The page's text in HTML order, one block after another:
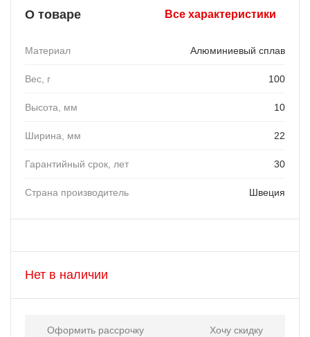
О товаре Все характеристики
Материал Алюминиевый сплав
Вес, г 100
Высота, мм 10
Ширина, мм 22
Гарантийный срок, лет 30
Страна производитель Швеция
Нет в наличии
Оформить рассрочку Хочу скидку